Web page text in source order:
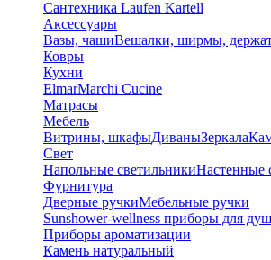
Сантехника Laufen Kartell
Аксессуары
Вазы, чашиВешалки, ширмы,
Ковры
Кухни
ElmarMarchi Cucine
Матрасы
Мебель
Витрины, шкафыДиваныЗеркала
Свет
Напольные светильникиНастенные
Фурнитура
Дверные ручкиМебельные ручки
Sunshower-wellness приборы для
Приборы ароматизации
Камень натуральный